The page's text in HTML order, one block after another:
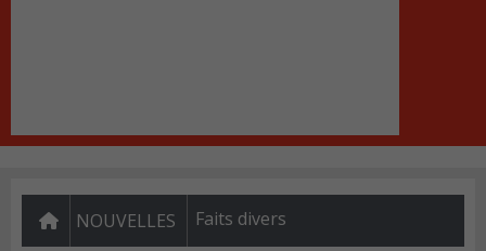
NOUVELLES Faits divers